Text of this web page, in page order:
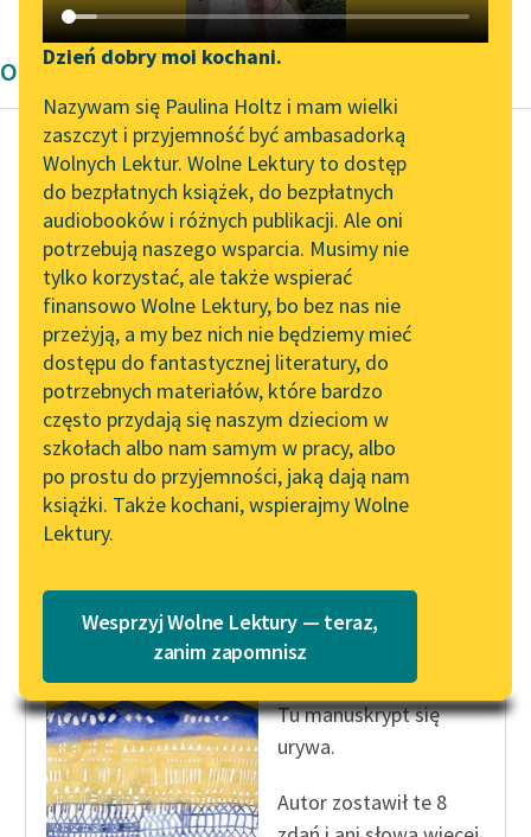
Katalog DAISY
Podkasty o książkach
Zgłoś brak utworu
Aktualności
„Prokurator Alicja Horn”
do słuchania
Byliśmy częścią AI Impact
Lab
Zapraszamy na spotkanie
online z tłumaczkami
literatury skandynawskiej
Spotkanie z Katarzyną
Tunkiel w Oslo
102. lata temu zmarł
Joseph Conrad
Lektury szkolne i klasyka
literatury do słuchania dla
uczennic i uczniów z
niepełnosprawnościami
E-kolekcja lektur
szkolnych i literatury do
Narzędzia
Mapa Wolnych Lektur
Leśmianator
Przewodnik dla piszących i
czytających
API
OAI-PMH
Widget Wolnych Lektur
Przypisy
Katalog w formacie PDF
Dzień dobry moi kochani.
Nazywam się Paulina Holtz i mam wielki
zaszczyt i przyjemność być ambasadorką
Wolnych Lektur. Wolne Lektury to dostęp
do bezpłatnych książek, do bezpłatnych
audiobooków i różnych publikacji. Ale oni
potrzebują naszego wsparcia. Musimy nie
tylko korzystać, ale także wspierać
finansowo Wolne Lektury, bo bez nas nie
przeżyją, a my bez nich nie będziemy mieć
dostępu do fantastycznej literatury, do
potrzebnych materiałów, które bardzo
często przydają się naszym dzieciom w
szkołach albo nam samym w pracy, albo
po prostu do przyjemności, jaką dają nam
książki. Także kochani, wspierajmy Wolne
Lektury.
Wesprzyj Wolne Lektury — teraz,
zanim zapomnisz
Opowiadanie Wita Szostaka
Wit Szostak
Posłowie
Historycy Wolibrodu
nazwali ten czas
okresem rezydencji,
usiłując retorycznie
uwznioślić kolejny etap
upadku miasta,
przekuwając...
Wit Szostak
Posłowie
Tu manuskrypt się
urywa.
Autor zostawił te 8